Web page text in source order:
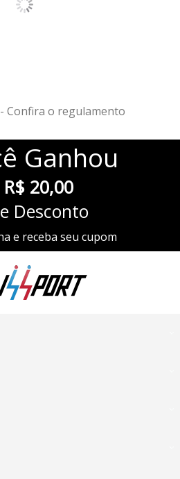
Ganhou
R$ 20,00
Desconto
e receba seu cupom